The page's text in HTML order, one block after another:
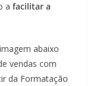
a facilitar a
abaixo
vendas com
da Formatação